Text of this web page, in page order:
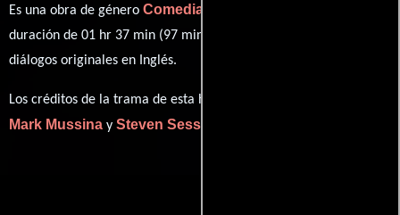
Es una obra de género Comedia
duración de 01 hr 37 min (97 minutos), esta película tiene
diálogos originales en Inglés.
Los créditos de la trama de esta historia están divididos entre
Mark Mussina y Steven Sessions